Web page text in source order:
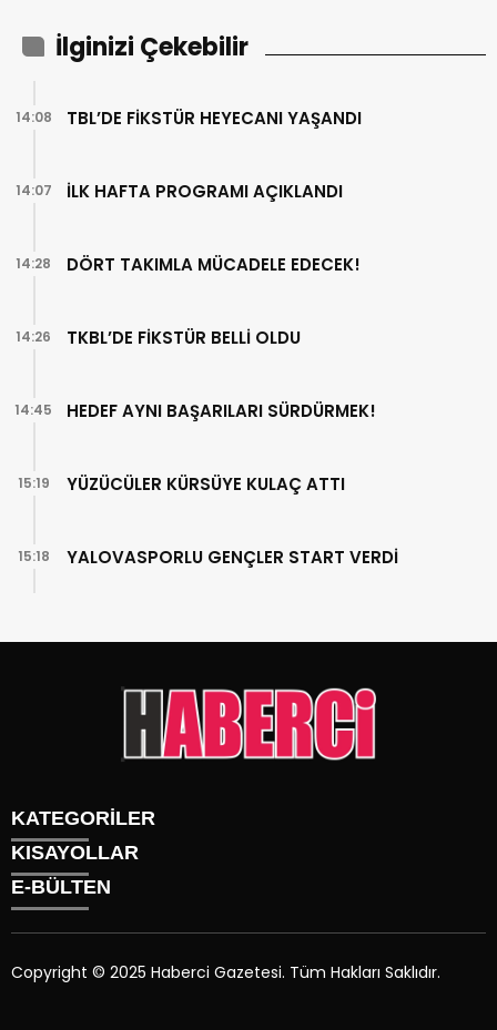
İlginizi Çekebilir
TBL’DE FİKSTÜR HEYECANI YAŞANDI
14:08
İLK HAFTA PROGRAMI AÇIKLANDI
14:07
DÖRT TAKIMLA MÜCADELE EDECEK!
14:28
TKBL’DE FİKSTÜR BELLİ OLDU
14:26
HEDEF AYNI BAŞARILARI SÜRDÜRMEK!
14:45
YÜZÜCÜLER KÜRSÜYE KULAÇ ATTI
15:19
YALOVASPORLU GENÇLER START VERDİ
15:18
KATEGORİLER
Gündem
Siyaset
Sağlık
KISAYOLLAR
Künye
Üyelik
İletişim
E-BÜLTEN
Copyright © 2025 Haberci Gazetesi. Tüm Hakları Saklıdır.